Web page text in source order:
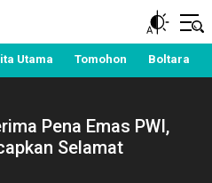
Utara, Kawanua, Politik,
dan Nasional
Utama Tomohon Boltara
Pena Emas PWI,
Selamat